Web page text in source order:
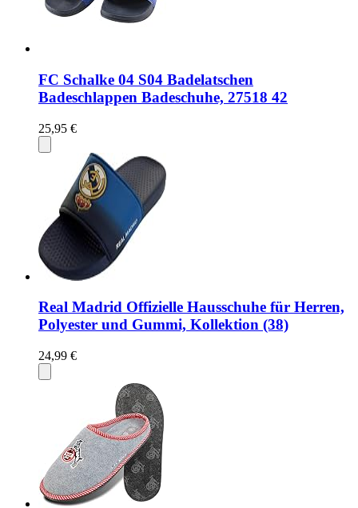
FC Schalke 04 S04 Badelatschen
Badeschlappen Badeschuhe, 27518 42
25,95 €
Real Madrid Offizielle Hausschuhe für Herren,
Polyester und Gummi, Kollektion (38)
24,99 €